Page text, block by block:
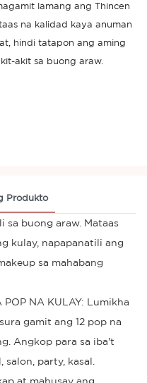
lamang ang Thincen
na kalidad kaya anuman
hindi tatapon ang aming
akit sa buong araw.
Produkto
sa buong araw. Mataas
kulay, napapanatili ang
sa mahabang
POP NA KULAY: Lumikha
gamit ang 12 pop na
Angkop para sa iba't
party, kasal.